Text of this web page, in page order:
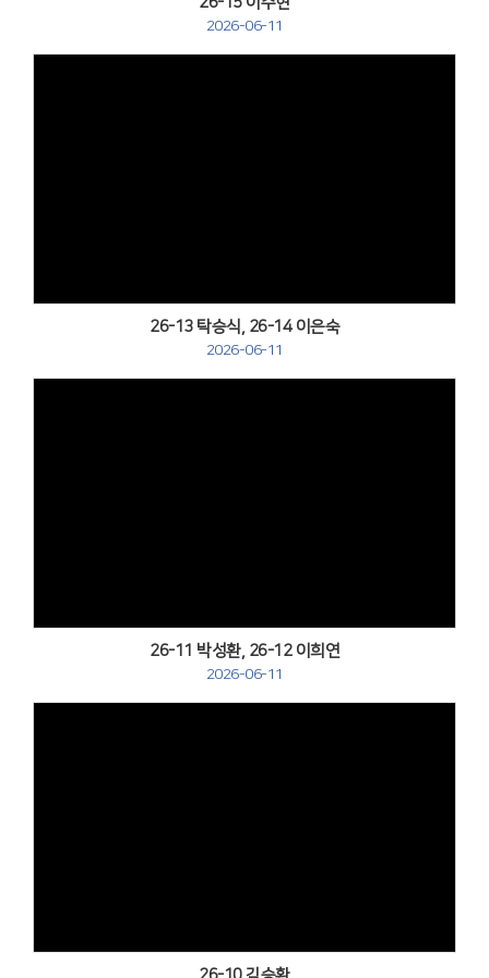
2026-06-11
26-13 탁승식, 26-14 이은숙
2026-06-11
26-11 박성환, 26-12 이희연
2026-06-11